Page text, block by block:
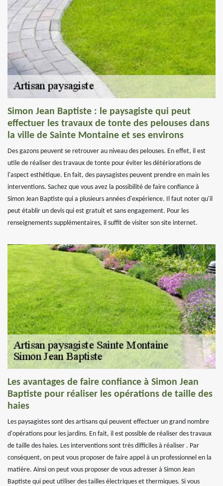
Simon Jean Baptiste : le paysagiste qui peut
effectuer les travaux de tonte des pelouses dans
la ville de Sainte Montaine et ses environs
Des gazons peuvent se retrouver au niveau des pelouses. En effet, il est
utile de réaliser des travaux de tonte pour éviter les détériorations de
l'aspect esthétique. En fait, des paysagistes peuvent prendre en main les
interventions. Sachez que vous avez la possibilité de faire confiance à
Simon Jean Baptiste qui a plusieurs années d'expérience. Il faut noter qu'il
peut établir un devis qui est gratuit et sans engagement. Pour les
renseignements supplémentaires, il suffit de visiter son site internet.
Les avantages de faire confiance à Simon Jean
Baptiste pour réaliser les opérations de taille des
haies
Les paysagistes sont des artisans qui peuvent effectuer un grand nombre
d'opérations pour les jardins. En fait, il est possible de réaliser des travaux
de taille des haies. Les interventions sont très difficiles à réaliser . Par
conséquent, on peut vous proposer de faire appel à un professionnel en la
matière. Ainsi on peut vous proposer de vous adresser à Simon Jean
Baptiste qui peut utiliser des tailles électriques et thermiques. Si vous